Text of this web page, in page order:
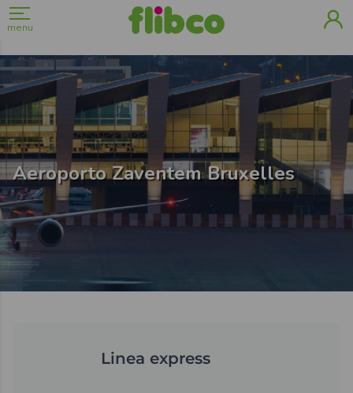
menu
Aeroporto Zaventem Bruxelles
Linea express